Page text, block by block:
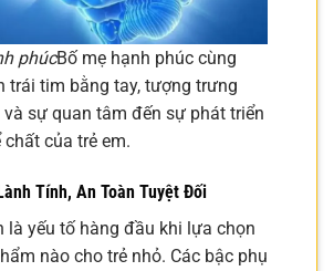
phúcBố mẹ hạnh phúc cùng
trái tim bằng tay, tượng trưng
sự quan tâm đến sự phát triển
của trẻ em.
Tính, An Toàn Tuyệt Đối
là yếu tố hàng đầu khi lựa chọn
nào cho trẻ nhỏ. Các bậc phụ